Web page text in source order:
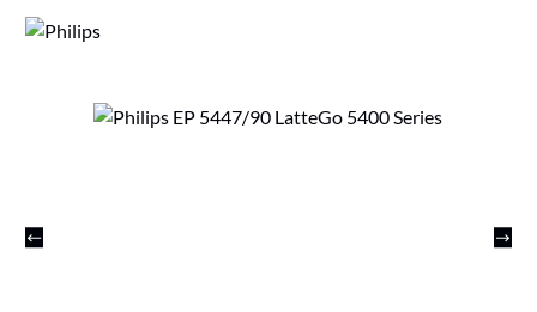
Bildergalerie überspringen